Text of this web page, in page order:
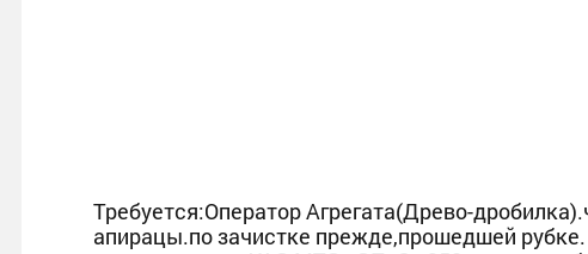
Требуется:Оператор Агрегата(Древо-
апирацы.по зачистке прежде,прошедшей